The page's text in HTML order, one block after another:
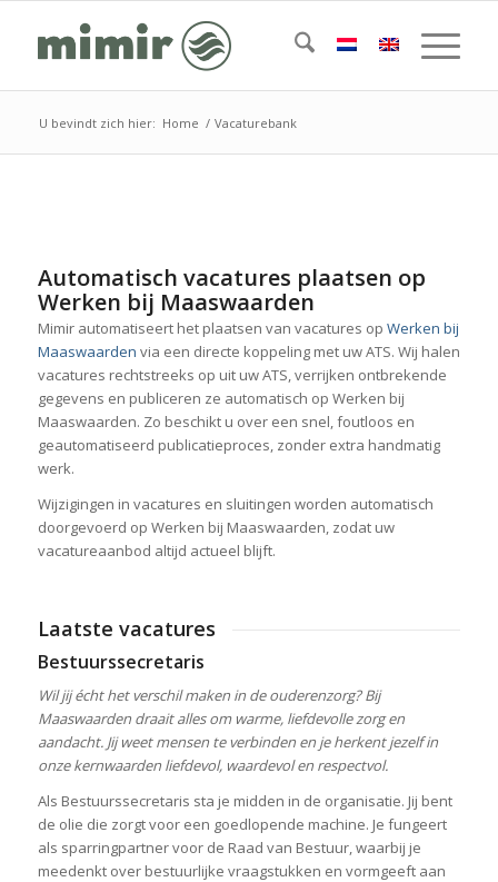
U bevindt zich hier: Home / Vacaturebank
Automatisch vacatures plaatsen op
Werken bij Maaswaarden
Mimir automatiseert het plaatsen van vacatures op Werken bij
Maaswaarden via een directe koppeling met uw ATS. Wij halen
vacatures rechtstreeks op uit uw ATS, verrijken ontbrekende
gegevens en publiceren ze automatisch op Werken bij
Maaswaarden. Zo beschikt u over een snel, foutloos en
geautomatiseerd publicatieproces, zonder extra handmatig
werk.
Wijzigingen in vacatures en sluitingen worden automatisch
doorgevoerd op Werken bij Maaswaarden, zodat uw
vacatureaanbod altijd actueel blijft.
Laatste vacatures
Bestuurssecretaris
Wil jij écht het verschil maken in de ouderenzorg? Bij
Maaswaarden draait alles om warme, liefdevolle zorg en
aandacht. Jij weet mensen te verbinden en je herkent jezelf in
onze kernwaarden liefdevol, waardevol en respectvol.
Als Bestuurssecretaris sta je midden in de organisatie. Jij bent
de olie die zorgt voor een goedlopende machine. Je fungeert
als sparringpartner voor de Raad van Bestuur, waarbij je
meedenkt over bestuurlijke vraagstukken en vormgeeft aan